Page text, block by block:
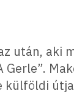
után, aki